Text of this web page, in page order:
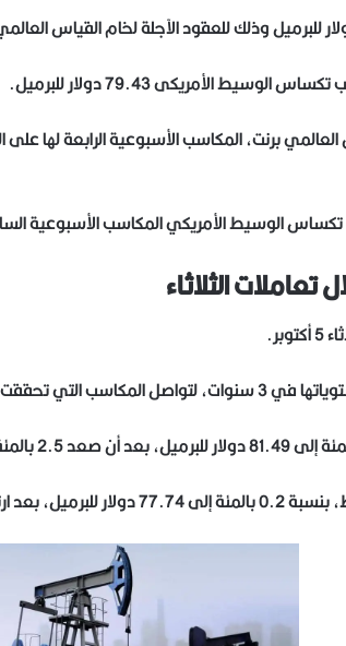
الأمريكى 79.43 دولار للبرميل.
برنت، المكاسب الأسبوعية الرابعة لها على
الوسيط الأمريكي المكاسب الأسبوعية
تعاملات الثلاثاء
خلال الجلسة السابقة.
في الجلسة السابقة.